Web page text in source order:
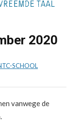
2020
SCHOOL
vanwege de